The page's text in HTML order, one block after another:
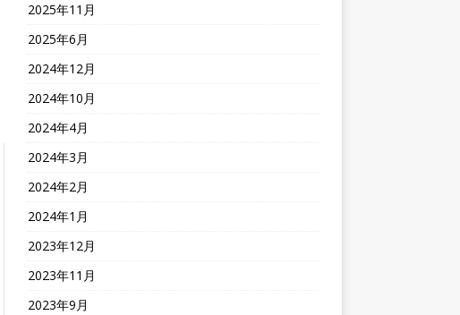
2025年11月
2025年6月
2024年12月
2024年10月
2024年4月
2024年3月
2024年2月
2024年1月
2023年12月
2023年11月
2023年9月